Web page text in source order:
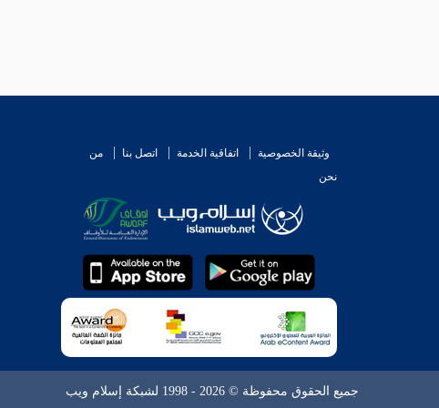
وثيقة الخصوصية اتفاقية الخدمة اتصل بنا
من
نحن
جميع الحقوق محفوظة © 2026 - 1998 لشبكة إسلام ويب